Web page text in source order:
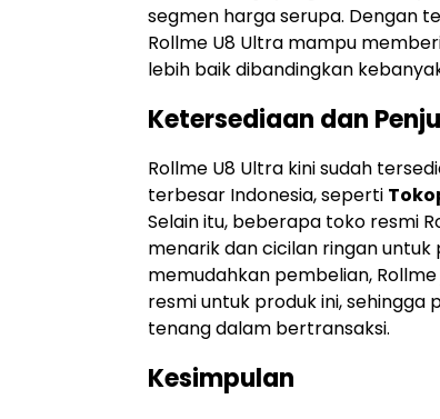
segmen harga serupa. Dengan
Rollme U8 Ultra mampu
lebih baik dibandingkan
Ketersediaan dan
Rollme U8 Ultra kini sudah
terbesar Indonesia, seperti
Selain itu, beberapa toko resmi
menarik dan cicilan ringan
memudahkan pembelian,
resmi untuk produk ini,
tenang dalam bertransaksi.
Kesimpulan